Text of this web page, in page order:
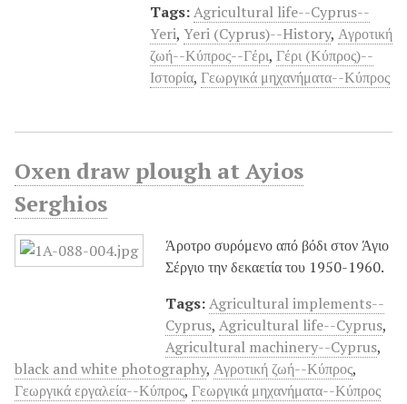
Tags:Agricultural life--Cyprus--
Yeri, Yeri (Cyprus)--History, Αγροτική
ζωή--Κύπρος--Γέρι, Γέρι (Κύπρος)--
Ιστορία, Γεωργικά μηχανήματα--Κύπρος
Oxen draw plough at Ayios
Serghios
Άροτρο συρόμενο από βόδι στον Άγιο
Σέργιο την δεκαετία του 1950-1960.
Tags:Agricultural implements--
Cyprus, Agricultural life--Cyprus,
Agricultural machinery--Cyprus,
black and white photography, Αγροτική ζωή--Κύπρος,
Γεωργικά εργαλεία--Κύπρος, Γεωργικά μηχανήματα--Κύπρος